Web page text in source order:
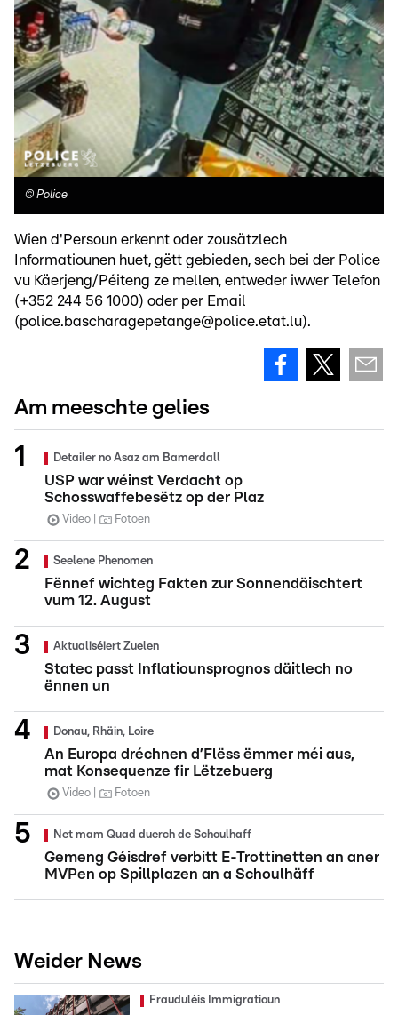
© Police
Wien d'Persoun erkennt oder zousätzlech
Informatiounen huet, gëtt gebieden, sech bei der Police
vu Käerjeng/Péiteng ze mellen, entweder iwwer Telefon
(+352 244 56 1000) oder per Email
(police.bascharagepetange@police.etat.lu).
Am meeschte gelies
Detailer no Asaz am Bamerdall
USP war wéinst Verdacht op
Schosswaffebesëtz op der Plaz
Video Fotoen
Seelene Phenomen
Fënnef wichteg Fakten zur Sonnendäischtert
vum 12. August
Aktualiséiert Zuelen
Statec passt Inflatiounsprognos däitlech no
ënnen un
Donau, Rhäin, Loire
An Europa dréchnen d’Flëss ëmmer méi aus,
mat Konsequenze fir Lëtzebuerg
Video Fotoen
Net mam Quad duerch de Schoulhaff
Gemeng Géisdref verbitt E-Trottinetten an aner
MVPen op Spillplazen an a Schoulhäff
Weider News
Frauduléis Immigratioun